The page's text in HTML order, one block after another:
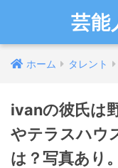
芸能
ホーム タレント
ivanの彼氏は
やテラスハウ
は？写真あり。